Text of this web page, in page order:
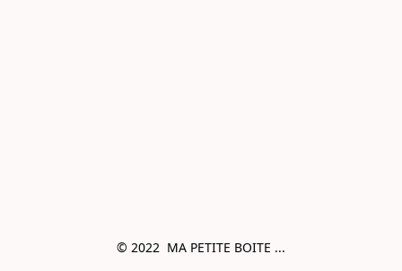
© 2022  MA PETITE BOITE ...